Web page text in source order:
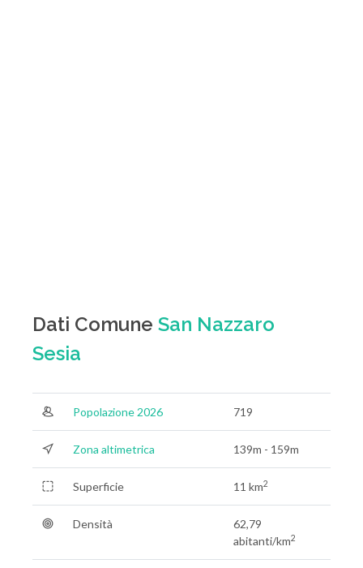
Dati Comune San Nazzaro
Sesia
Popolazione 2026 719
Zona altimetrica 139m - 159m
Superficie 11 km2
Densità
62,79
abitanti/km2